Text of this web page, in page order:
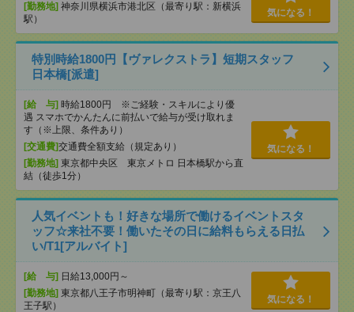
[勤務地] 神奈川県横浜市港北区（最寄り駅：新横浜
駅）
気になる！
特別時給1800円【ヴァレクストラ】短期スタッフ
日本橋[派遣]
[給 与] 時給1800円 ※ご経験・スキルにより優
遇 スマホでかんたんに前払いで給与が受け取れま
す（※上限、条件あり）
[交通費]交通費全額支給（規定あり）
[勤務地] 東京都中央区 東京メトロ 日本橋駅から直
結（徒歩1分）
気になる！
人気イベントも！好きな場所で働けるイベントスタ
ッフ☆来社不要！働いたその日に給料もらえる日払
い/T1[アルバイト]
[給 与] 日給13,000円～
[勤務地] 東京都八王子市明神町（最寄り駅：京王八
王子駅）
気になる！